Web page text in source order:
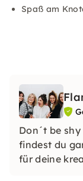
Spaß am
Don´t be
findest du
für deine